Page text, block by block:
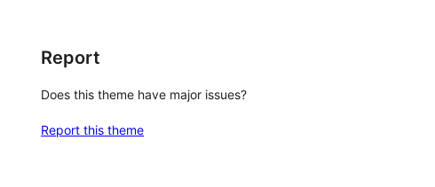
Report
Does this theme have major issues?
Report this theme